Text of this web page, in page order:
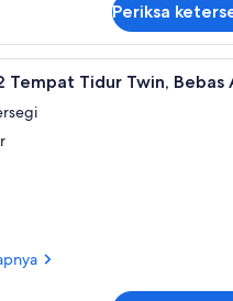
Periksa
Brankas,
Tempat Tidur Twin, Bebas